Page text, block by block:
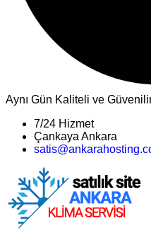
Aynı Gün Kaliteli ve
7/24 Hizmet
Çankaya Ankara